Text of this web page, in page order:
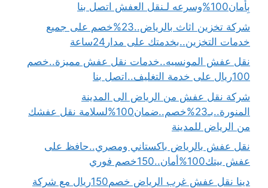
بِأمان100%وسرعه لـنقل العفش اتصل بنا
شركة تخزين اثاث بالرياض..23%خصم على جميع
خدمات التخزين..بخدمتك على مدار24ساعة
نقل عفش المونسيه..خدمات نقل عفش مميزة..خصم
100ريال على خدمة التغليف..اتصل بنا
شركة نقل عفش من الرياض الى المدينة
المنورة..بـ23%خصم..ضمان100%لسلامة نقل عفشك
من الرياض للمدينة
نقل عفش بالرياض باكستاني ومصري..حافظ على
عفش بيتك100%أمان..150خصم فوري
دينا نقل عفش غرب الرياض خصم150ريال مع شركة